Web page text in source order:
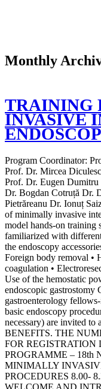
Monthly
TRAINING
INVASIVE
Program Coordinator:
Prof. Dr. Mircea
Prof. Dr. Eugen
Dr. Bogdan Cotruță Dr.
Pietrăreanu Dr. Ionuț
of minimally invasive
model hands-on training
familiarized with
the endoscopy
Foreign body removal •
coagulation •
Use of the hemostatic
endoscopic gastrostomy
gastroenterology
basic endoscopy
necessary) are invited
BENEFITS. THE
FOR REGISTRATION
PROGRAMME – 18th
MINIMALLY
PROCEDURES 8.00-
WELCOME AND